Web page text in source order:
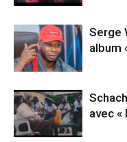
Serge
album
avec «